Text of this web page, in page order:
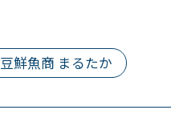
鮮魚商 まるたか